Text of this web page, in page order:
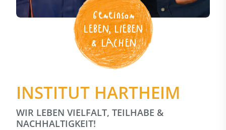
Gemeinsam
LEBEN, LIEBEN
& LACHEN
INSTITUT HARTHEIM
WIR LEBEN VIELFALT, TEILHABE &
NACHHALTIGKEIT!